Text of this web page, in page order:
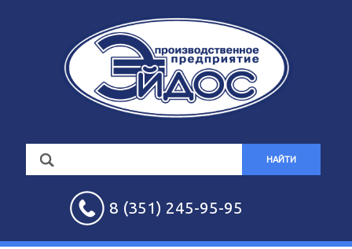
НАЙТИ
8 (351) 245-95-95